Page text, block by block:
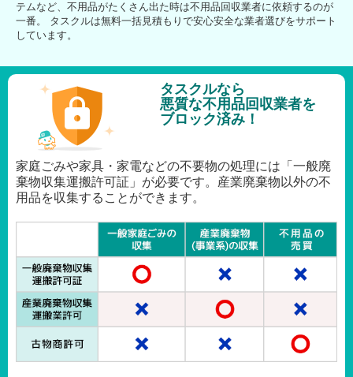
テムなど、不用品がたくさん出た時は不用品回収業者に依頼するのが
一番。 タスクルは無料一括見積もりで安心安全な業者選びをサポート
しています。
タスクルなら
悪質な不用品回収業者を
ブロック済み！
家庭ごみや家具・家電などの不要物の処理には「一般廃
棄物収集運搬許可証」が必要です。産業廃棄物以外の不
用品を収集することができます。